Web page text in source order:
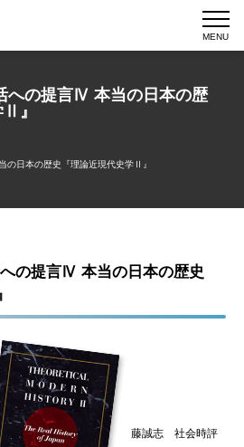
MENU
への提言Ⅳ 本当の日本の歴
』
日本の歴史『理論近現代史学Ⅱ』
の提言Ⅳ 本当の日本の歴史
藤誠志 社会時評